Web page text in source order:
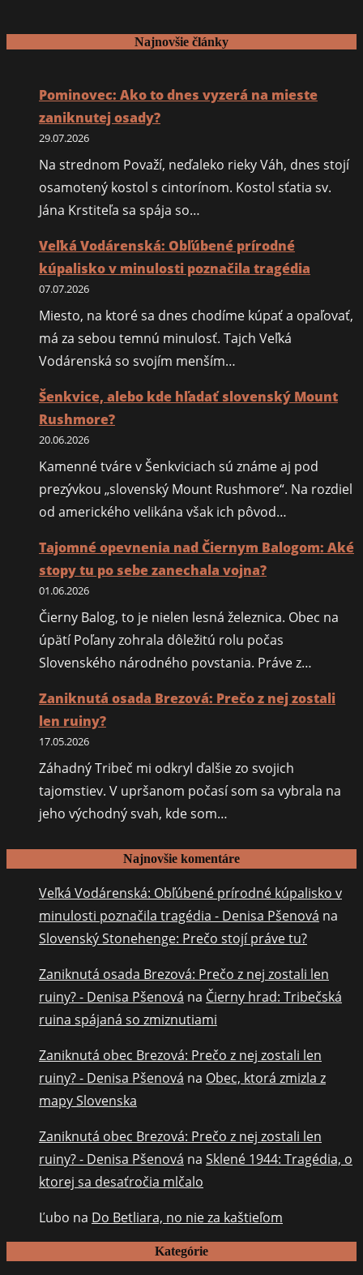
Borinami
Najnovšie články
Pominovec: Ako to dnes vyzerá na mieste
zaniknutej osady?
29.07.2026
Na strednom Považí, neďaleko rieky Váh, dnes stojí
osamotený kostol s cintorínom. Kostol sťatia sv.
Jána Krstiteľa sa spája so…
Veľká Vodárenská: Obľúbené prírodné
kúpalisko v minulosti poznačila tragédia
07.07.2026
Miesto, na ktoré sa dnes chodíme kúpať a opaľovať,
má za sebou temnú minulosť. Tajch Veľká
Vodárenská so svojím menším…
Šenkvice, alebo kde hľadať slovenský Mount
Rushmore?
20.06.2026
Kamenné tváre v Šenkviciach sú známe aj pod
prezývkou „slovenský Mount Rushmore“. Na rozdiel
od amerického velikána však ich pôvod…
Tajomné opevnenia nad Čiernym Balogom: Aké
stopy tu po sebe zanechala vojna?
01.06.2026
Čierny Balog, to je nielen lesná železnica. Obec na
úpätí Poľany zohrala dôležitú rolu počas
Slovenského národného povstania. Práve z…
Zaniknutá osada Brezová: Prečo z nej zostali
len ruiny?
17.05.2026
Záhadný Tribeč mi odkryl ďalšie zo svojich
tajomstiev. V upršanom počasí som sa vybrala na
jeho východný svah, kde som…
Najnovšie komentáre
Veľká Vodárenská: Obľúbené prírodné kúpalisko v
minulosti poznačila tragédia - Denisa Pšenová na
Slovenský Stonehenge: Prečo stojí práve tu?
Zaniknutá osada Brezová: Prečo z nej zostali len
ruiny? - Denisa Pšenová na Čierny hrad: Tribečská
ruina spájaná so zmiznutiami
Zaniknutá obec Brezová: Prečo z nej zostali len
ruiny? - Denisa Pšenová na Obec, ktorá zmizla z
mapy Slovenska
Zaniknutá obec Brezová: Prečo z nej zostali len
ruiny? - Denisa Pšenová na Sklené 1944: Tragédia, o
ktorej sa desaťročia mlčalo
Ľubo na Do Betliara, no nie za kaštieľom
Kategórie